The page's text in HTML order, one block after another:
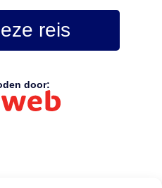
reis
door: